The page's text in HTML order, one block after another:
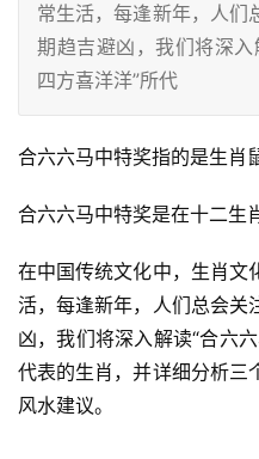
常生活，每逢新年，人们
期趋吉避凶，我们将深
四方喜洋洋”所代
合六六马中特奖指的是生肖
合六六马中特奖是在十二生
在中国传统文化中，生肖文
活，每逢新年，人们总会关
凶，我们将深入解读“合六
代表的生肖，并详细分析三
风水建议。